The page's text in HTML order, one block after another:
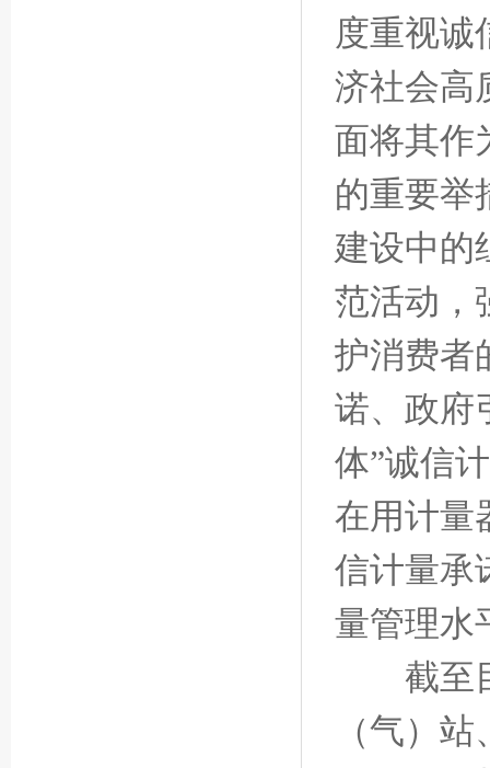
度重视诚
济社会高
面将其作
的重要举
建设中的
范活动，
护消费者
诺、政府
体”诚信
在用计量
信计量承
量管理水
截至目
（气）